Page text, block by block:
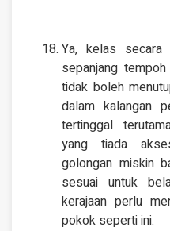
Ya, kelas secara
sepanjang
tidak boleh
dalam kalangan
tertinggal
yang tiada
golongan miskin
sesuai untuk
kerajaan perlu
pokok seperti ini.